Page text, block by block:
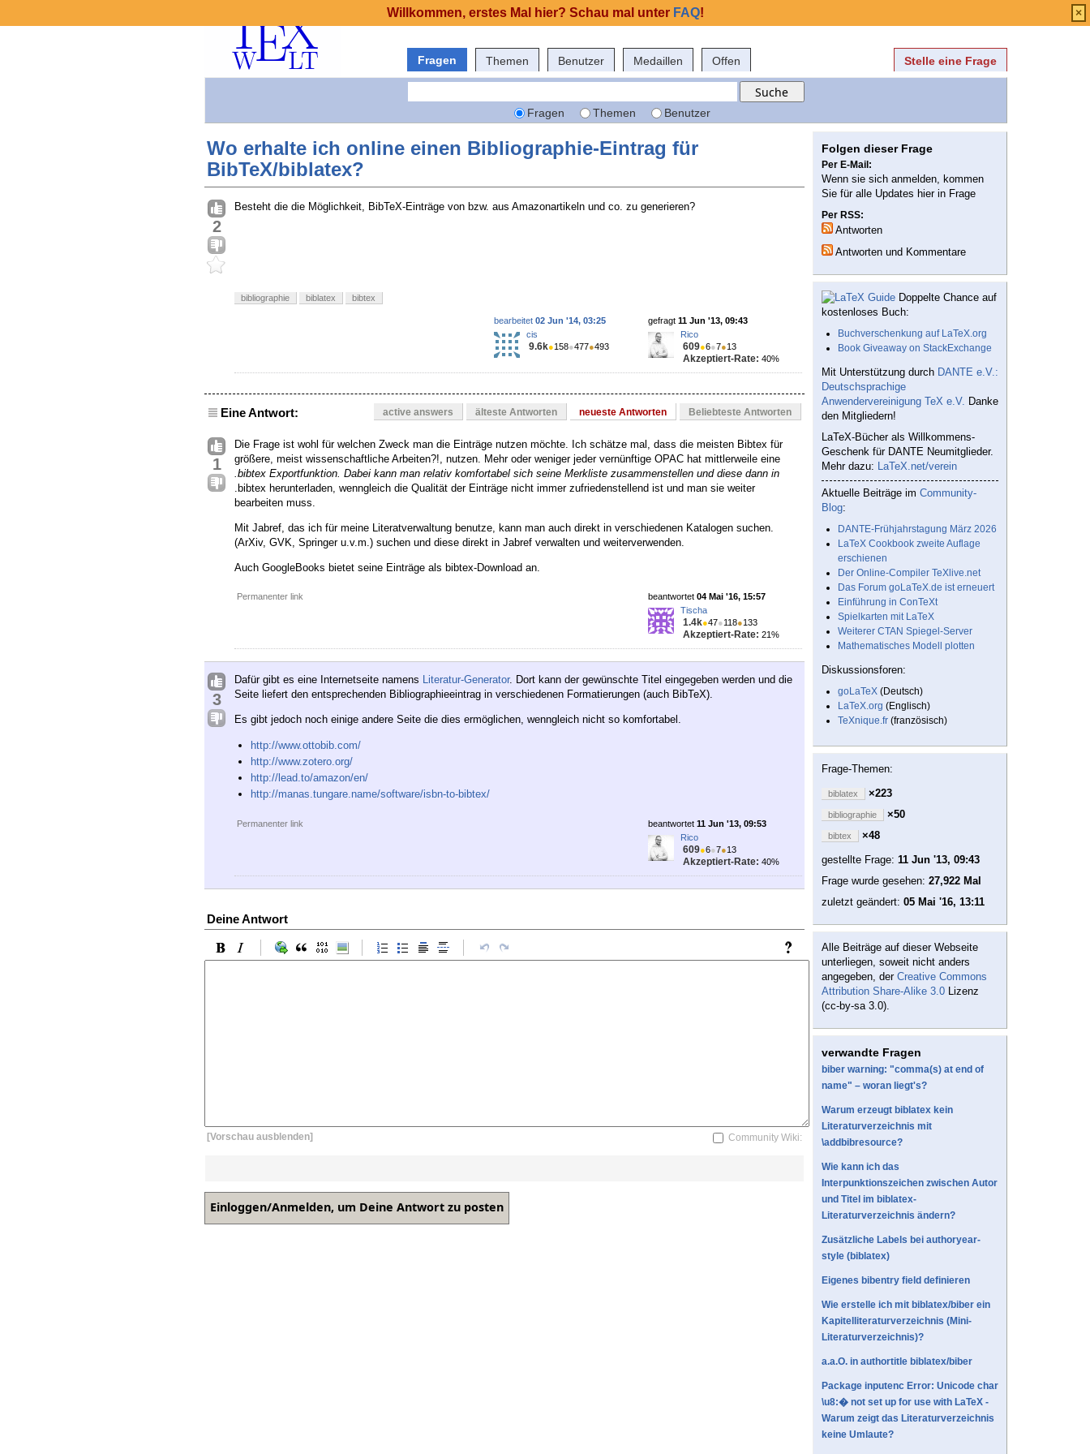
Fragen Themen Benutzer Medaillen Offen Stelle eine Frage
Fragen Themen Benutzer
Wo erhalte ich online einen Bibliographie-Eintrag für
BibTeX/biblatex?
2
Besteht die die Möglichkeit, BibTeX-Einträge von bzw. aus Amazonartikeln und co. zu generieren?
bibliographie biblatex bibtex
gefragt 11 Jun '13, 09:43
Rico
609●6●7●13
Akzeptiert-Rate: 40%
bearbeitet 02 Jun '14, 03:25
cis
9.6k●158●477●493
Eine Antwort: active answers älteste Antworten neueste Antworten Beliebteste Antworten
1
Die Frage ist wohl für welchen Zweck man die Einträge nutzen möchte. Ich schätze mal, dass die meisten Bibtex für
größere, meist wissenschaftliche Arbeiten?!, nutzen. Mehr oder weniger jeder vernünftige OPAC hat mittlerweile eine
.bibtex Exportfunktion. Dabei kann man relativ komfortabel sich seine Merkliste zusammenstellen und diese dann in
.bibtex herunterladen, wenngleich die Qualität der Einträge nicht immer zufriedenstellend ist und man sie weiter
bearbeiten muss.
Mit Jabref, das ich für meine Literatverwaltung benutze, kann man auch direkt in verschiedenen Katalogen suchen.
(ArXiv, GVK, Springer u.v.m.) suchen und diese direkt in Jabref verwalten und weiterverwenden.
Auch GoogleBooks bietet seine Einträge als bibtex-Download an.
Permanenter link beantwortet 04 Mai '16, 15:57
Tischa
1.4k●47●118●133
Akzeptiert-Rate: 21%
3
Dafür gibt es eine Internetseite namens Literatur-Generator. Dort kann der gewünschte Titel eingegeben werden und die
Seite liefert den entsprechenden Bibliographieeintrag in verschiedenen Formatierungen (auch BibTeX).
Es gibt jedoch noch einige andere Seite die dies ermöglichen, wenngleich nicht so komfortabel.
http://www.ottobib.com/
http://www.zotero.org/
http://lead.to/amazon/en/
http://manas.tungare.name/software/isbn-to-bibtex/
Permanenter link beantwortet 11 Jun '13, 09:53
Rico
609●6●7●13
Akzeptiert-Rate: 40%
Deine Antwort
[Vorschau ausblenden] Community Wiki:
Folgen dieser Frage
Per E-Mail:
Wenn sie sich anmelden, kommen
Sie für alle Updates hier in Frage
Per RSS:
Antworten
Antworten und Kommentare
Doppelte Chance auf
kostenloses Buch:
Buchverschenkung auf LaTeX.org
Book Giveaway on StackExchange
Mit Unterstützung durch DANTE e.V.:
Deutschsprachige
Anwendervereinigung TeX e.V. Danke
den Mitgliedern!
LaTeX-Bücher als Willkommens-
Geschenk für DANTE Neumitglieder.
Mehr dazu: LaTeX.net/verein
Aktuelle Beiträge im Community-
Blog:
DANTE-Frühjahrstagung März 2026
LaTeX Cookbook zweite Auflage
erschienen
Der Online-Compiler TeXlive.net
Das Forum goLaTeX.de ist erneuert
Einführung in ConTeXt
Spielkarten mit LaTeX
Weiterer CTAN Spiegel-Server
Mathematisches Modell plotten
Diskussionsforen:
goLaTeX (Deutsch)
LaTeX.org (Englisch)
TeXnique.fr (französisch)
Frage-Themen:
biblatex ×223
bibliographie ×50
bibtex
×48
gestellte Frage: 11 Jun '13, 09:43
Frage wurde gesehen: 27,922 Mal
zuletzt geändert: 05 Mai '16, 13:11
Alle Beiträge auf dieser Webseite
unterliegen, soweit nicht anders
angegeben, der Creative Commons
Attribution Share-Alike 3.0 Lizenz
(cc-by-sa 3.0).
verwandte Fragen
biber warning: "comma(s) at end of
name" – woran liegt's?
Warum erzeugt biblatex kein
Literaturverzeichnis mit
\addbibresource?
Wie kann ich das
Interpunktionszeichen zwischen Autor
und Titel im biblatex-
Literaturverzeichnis ändern?
Zusätzliche Labels bei authoryear-
style (biblatex)
Eigenes bibentry field definieren
Wie erstelle ich mit biblatex/biber ein
Kapitelliteraturverzeichnis (Mini-
Literaturverzeichnis)?
a.a.O. in authortitle biblatex/biber
Package inputenc Error: Unicode char
\u8:� not set up for use with LaTeX -
Warum zeigt das Literaturverzeichnis
keine Umlaute?
Willkommen, erstes Mal hier? Schau mal unter FAQ! ×